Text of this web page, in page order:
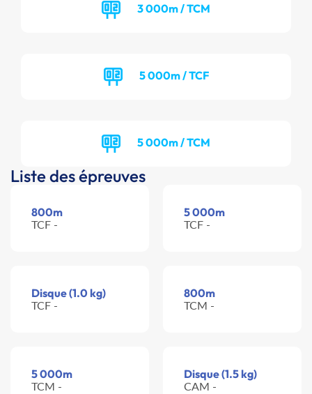
3 000m / TCM
5 000m / TCF
5 000m / TCM
Liste des épreuves
800m
TCF -
5 000m
TCF -
Disque (1.0 kg)
TCF -
800m
TCM -
5 000m
TCM -
Disque (1.5 kg)
CAM -